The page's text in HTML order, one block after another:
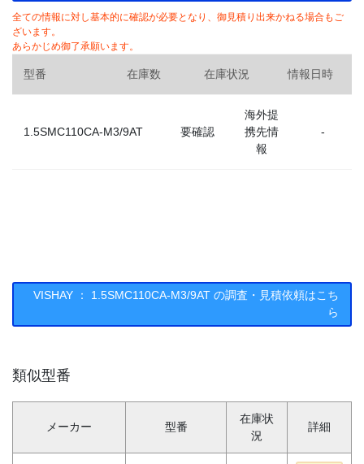
全ての情報に対し基本的に確認が必要となり、御見積り出来かねる場合もご
ざいます。
あらかじめ御了承願います。
型番 在庫数 在庫状況 情報日時
1.5SMC110CA-M3/9AT 要確認
海外提
携先情
報
-
VISHAY ： 1.5SMC110CA-M3/9AT の調査・見積依頼はこち
ら
類似型番
メーカー 型番
在庫状
況
詳細